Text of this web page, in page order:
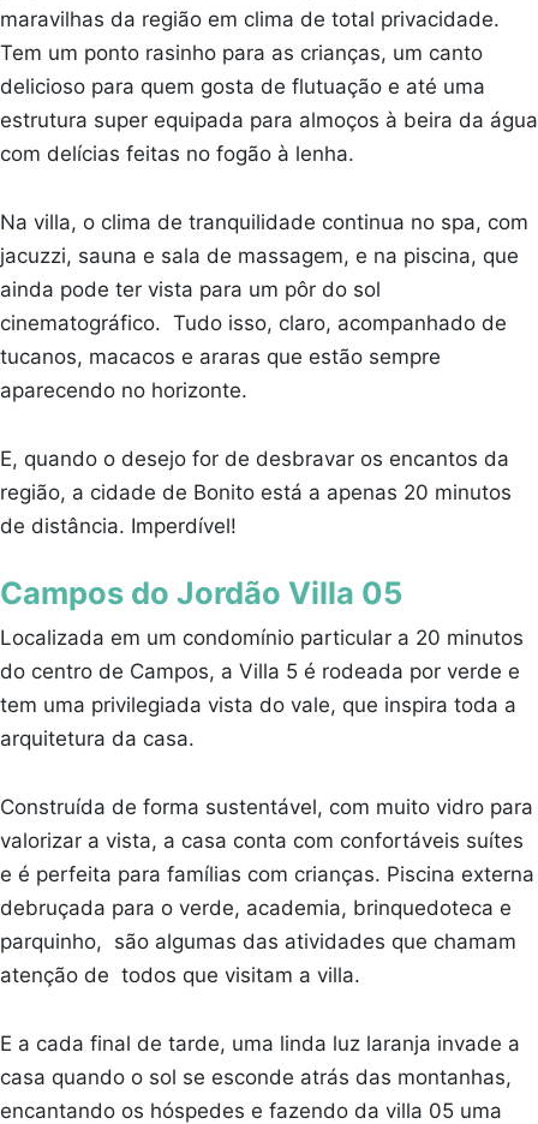
maravilhas da região em clima de total privacidade.
Tem um ponto rasinho para as crianças, um canto
delicioso para quem gosta de flutuação e até uma
estrutura super equipada para almoços à beira da água
com delícias feitas no fogão à lenha.
Na villa, o clima de tranquilidade continua no spa, com
jacuzzi, sauna e sala de massagem, e na piscina, que
ainda pode ter vista para um pôr do sol
cinematográfico. Tudo isso, claro, acompanhado de
tucanos, macacos e araras que estão sempre
aparecendo no horizonte.
E, quando o desejo for de desbravar os encantos da
região, a cidade de Bonito está a apenas 20 minutos
de distância. Imperdível!
Campos do Jordão Villa 05
Localizada em um condomínio particular a 20 minutos
do centro de Campos, a Villa 5 é rodeada por verde e
tem uma privilegiada vista do vale, que inspira toda a
arquitetura da casa.
Construída de forma sustentável, com muito vidro para
valorizar a vista, a casa conta com confortáveis suítes
e é perfeita para famílias com crianças. Piscina externa
debruçada para o verde, academia, brinquedoteca e
parquinho, são algumas das atividades que chamam
atenção de todos que visitam a villa.
E a cada final de tarde, uma linda luz laranja invade a
casa quando o sol se esconde atrás das montanhas,
encantando os hóspedes e fazendo da villa 05 uma